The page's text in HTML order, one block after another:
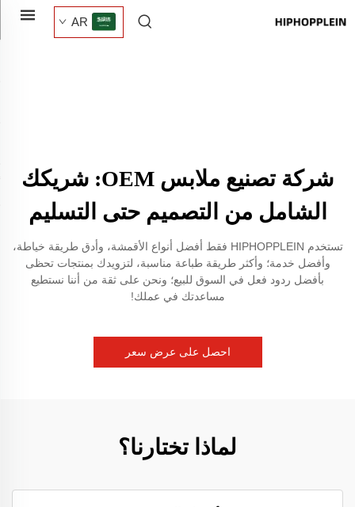
AR
شركة تصنيع ملابس OEM: شريكك
الشامل من التصميم حتى التسليم
تستخدم HIPHOPPLEIN فقط أفضل أنواع الأقمشة، وأدق طريقة خياطة،
وأفضل خدمة؛ وأكثر طريقة طباعة مناسبة، لتزويدك بمنتجات تحظى
بأفضل ردود فعل في السوق للبيع؛ ونحن على ثقة من أننا نستطيع
مساعدتك في عملك!
احصل على عرض سعر
لماذا تختارنا؟